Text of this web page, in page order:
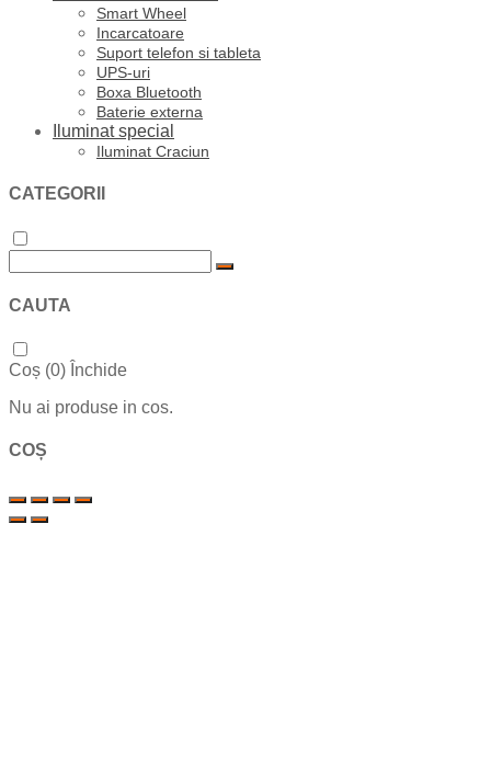
Smart Wheel
Incarcatoare
Suport telefon si tableta
UPS-uri
Boxa Bluetooth
Baterie externa
Iluminat special
Iluminat Craciun
CATEGORII
CAUTA
Coș (0) Închide
Nu ai produse in cos.
COȘ